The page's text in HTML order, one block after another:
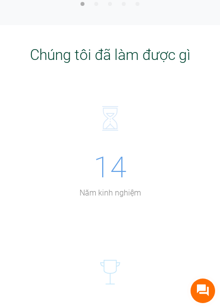
Chúng tôi đã làm được gì
14
Năm kinh nghiệm